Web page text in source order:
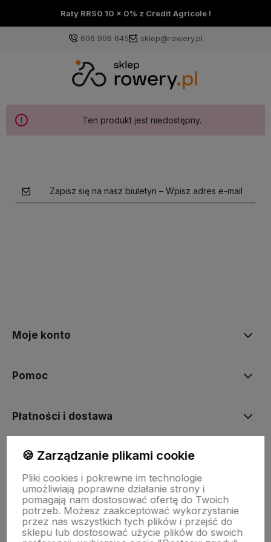
Raty RRS0 10 x 0% z Credit Agricole !
606 906 645 sklep@rowery.pl
Ten produkt jest niedostępny.
Zapisz się na nasz biuletyn – Wpisz adres e-mail
Moje konto
Pomoc
Płatności i dostawa
Informacje
O nas
🍪 Zarządzanie plikami cookie
Pliki cookies i pokrewne im technologie
umożliwiają poprawne działanie strony i
pomagają nam dostosować ofertę do Twoich
potrzeb. Możesz zaakceptować wykorzystanie
przez nas wszystkich tych plików i przejść do
sklepu lub dostosować użycie plików do swoich